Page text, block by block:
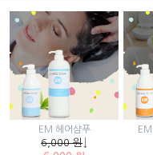
EM 헤어샴푸
6,000 원